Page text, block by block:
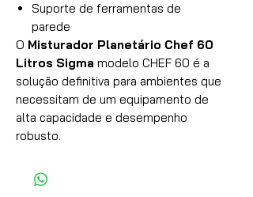
Suporte de ferramentas de
parede
O Misturador Planetário Chef 60
Litros Sigma modelo CHEF 60 é a
solução definitiva para ambientes que
necessitam de um equipamento de
alta capacidade e desempenho
robusto.